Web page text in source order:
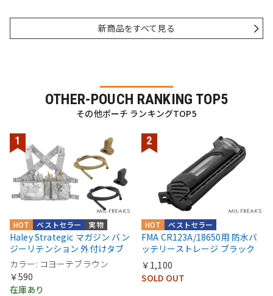
新商品をすべて見る
OTHER-POUCH RANKING TOP5
その他ポーチ ランキングTOP5
実物
ベストセラー
HOT
Haley Strategic マガジン バン
ジーリテンション 外付けタブ
カラー: コヨーテブラウン
￥590
在庫あり
ベストセラー
HOT
FMA CR123A/18650用 防水バ
ッテリーストレージ ブラック
￥1,100
SOLD OUT